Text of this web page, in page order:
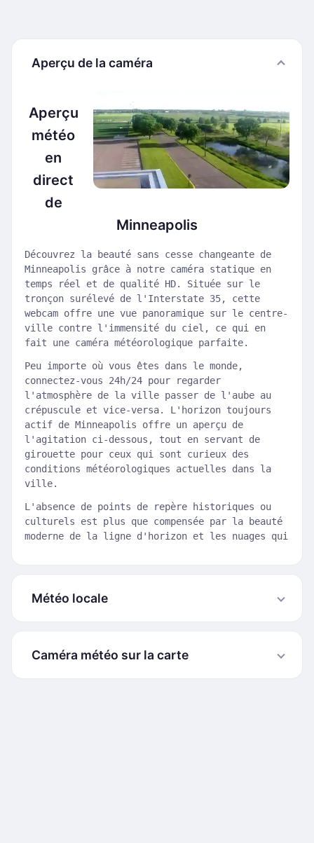
Aperçu de la caméra
Aperçu
météo
en
direct
de
Minneapolis
Découvrez la beauté sans cesse changeante de
Minneapolis grâce à notre caméra statique en
temps réel et de qualité HD. Située sur le
tronçon surélevé de l'Interstate 35, cette
webcam offre une vue panoramique sur le centre-
ville contre l'immensité du ciel, ce qui en
fait une caméra météorologique parfaite.
Peu importe où vous êtes dans le monde,
connectez-vous 24h/24 pour regarder
l'atmosphère de la ville passer de l'aube au
crépuscule et vice-versa. L'horizon toujours
actif de Minneapolis offre un aperçu de
l'agitation ci-dessous, tout en servant de
girouette pour ceux qui sont curieux des
conditions météorologiques actuelles dans la
ville.
L'absence de points de repère historiques ou
culturels est plus que compensée par la beauté
moderne de la ligne d'horizon et les nuages qui
Météo locale
Caméra météo sur la carte